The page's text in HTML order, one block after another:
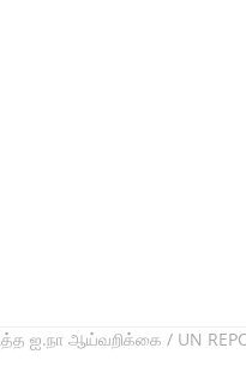
ஐ.நா ஆய்வறிக்கை / UN